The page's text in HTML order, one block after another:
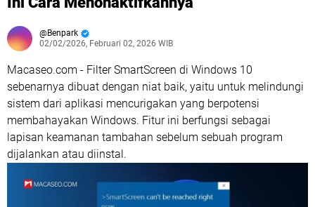
Benpark
02/02/2026, Februari 02, 2026 WIB
Macaseo.com - Filter SmartScreen di Windows 10
sebenarnya dibuat dengan niat baik, yaitu untuk melindungi
sistem dari aplikasi mencurigakan yang berpotensi
membahayakan Windows. Fitur ini berfungsi sebagai
lapisan keamanan tambahan sebelum sebuah program
dijalankan atau diinstal.